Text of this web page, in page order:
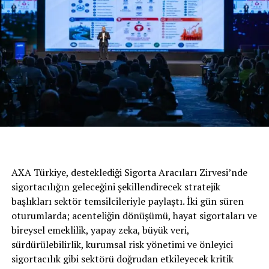
DON'T MISS
Premium Bir Tasarıma Sahip Yeni MPV: Hyundai STARIA
AXA Türkiye, desteklediği Sigorta Aracıları Zirvesi’nde
sigortacılığın geleceğini şekillendirecek stratejik
başlıkları sektör temsilcileriyle paylaştı. İki gün süren
oturumlarda; acenteliğin dönüşümü, hayat sigortaları ve
bireysel emeklilik, yapay zeka, büyük veri,
sürdürülebilirlik, kurumsal risk yönetimi ve önleyici
sigortacılık gibi sektörü doğrudan etkileyecek kritik